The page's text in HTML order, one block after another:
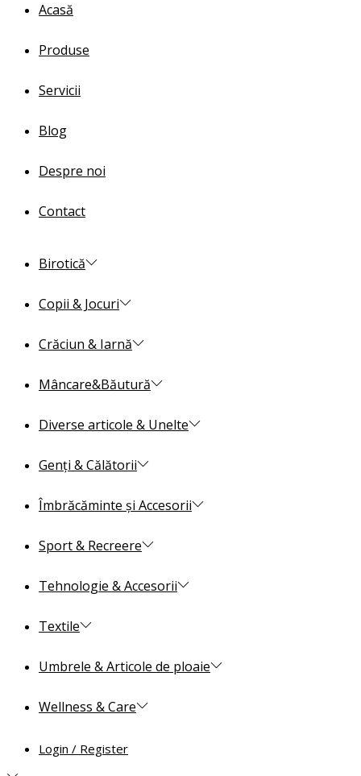
Acasă
Produse
Servicii
Blog
Despre noi
Contact
Birotică
Copii & Jocuri
Crăciun & Iarnă
Mâncare&Băutură
Diverse articole & Unelte
Genți & Călătorii
Îmbrăcăminte și Accesorii
Sport & Recreere
Tehnologie & Accesorii
Textile
Umbrele & Articole de ploaie
Wellness & Care
Login / Register